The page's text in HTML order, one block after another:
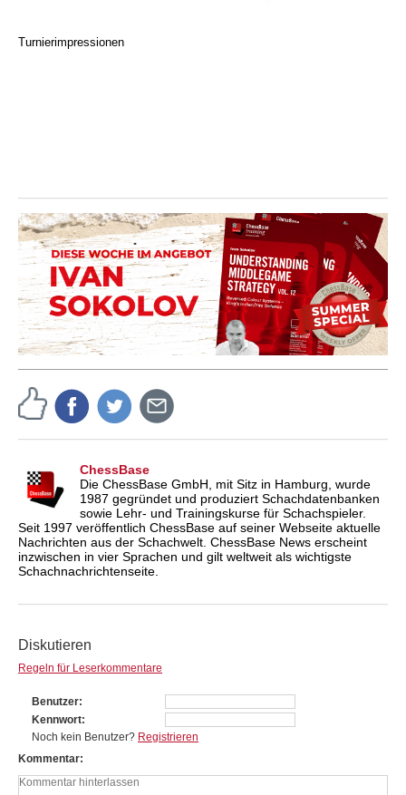
Turnierimpressionen
ChessBase
Die ChessBase GmbH, mit Sitz in Hamburg, wurde
1987 gegründet und produziert Schachdatenbanken
sowie Lehr- und Trainingskurse für Schachspieler.
Seit 1997 veröffentlich ChessBase auf seiner Webseite aktuelle
Nachrichten aus der Schachwelt. ChessBase News erscheint
inzwischen in vier Sprachen und gilt weltweit als wichtigste
Schachnachrichtenseite.
Diskutieren
Regeln für Leserkommentare
Benutzer
Kennwort
Noch kein Benutzer? Registrieren
Kommentar